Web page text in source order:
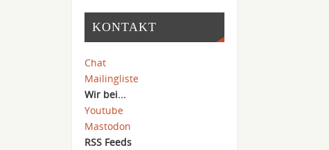
KONTAKT
Chat
Mailingliste
Wir bei...
Youtube
Mastodon
RSS Feeds